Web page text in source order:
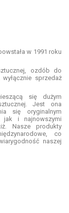
w 1991 roku
ozdób do
sprzedaż
się dużym
Jest ona
się oryginalnym
jak i najnowszymi
Nasze produkty
co
naszej